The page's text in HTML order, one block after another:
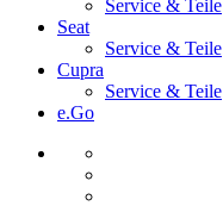
Service & Teile
Seat
Service & Teile
Cupra
Service & Teile
e.Go